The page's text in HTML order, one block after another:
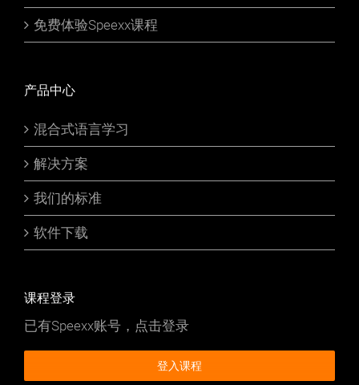
免费体验Speexx课程
产品中心
混合式语言学习
解决方案
我们的标准
软件下载
课程登录
已有Speexx账号，点击登录
登入课程